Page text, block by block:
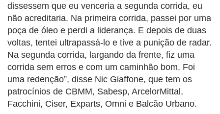
dissessem que eu venceria a segunda corrida, eu
não acreditaria. Na primeira corrida, passei por uma
poça de óleo e perdi a liderança. E depois de duas
voltas, tentei ultrapassá-lo e tive a punição de radar.
Na segunda corrida, largando da frente, fiz uma
corrida sem erros e com um caminhão bom. Foi
uma redenção”, disse Nic Giaffone, que tem os
patrocínios de CBMM, Sabesp, ArcelorMittal,
Facchini, Ciser, Exparts, Omni e Balcão Urbano.